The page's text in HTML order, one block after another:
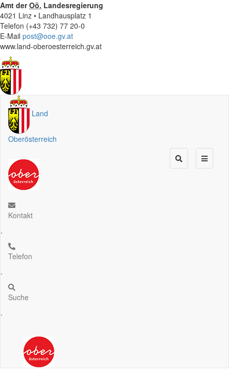
Amt derOö. Landesregierung
4021 Linz • Landhausplatz 1
Telefon (+43 732) 77 20-0
E-Mail post@ooe.gv.at
www.land-oberoesterreich.gv.at
Land
Oberösterreich
Kontakt
.
Telefon
.
Suche
.